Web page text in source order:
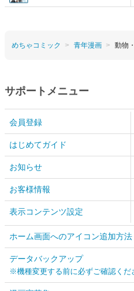
めちゃコミック 青年漫画 動物
サポートメニュー
会員登録
はじめてガイド
お知らせ
お客様情報
表示コンテンツ設定
ホーム画面へのアイコン追加方法
データバックアップ
※機種変更する前に必ずご確認くだ